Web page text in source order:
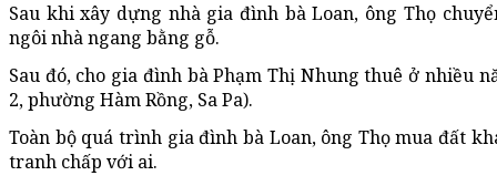
Sau khi xây dựng nhà gia đình bà Loan, ông Thọ
ngôi nhà ngang bằng gỗ.
Sau đó, cho gia đình bà Phạm Thị Nhung thuê ở nhiều
2, phường Hàm Rồng, Sa Pa).
Toàn bộ quá trình gia đình bà Loan, ông Thọ mua đất
tranh chấp với ai.